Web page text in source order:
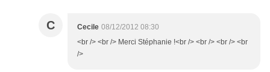
C Cecile 08/12/2012 08:30
<br /> <br /> Merci Stéphanie !<br /> <br /> <br /> <br
/>